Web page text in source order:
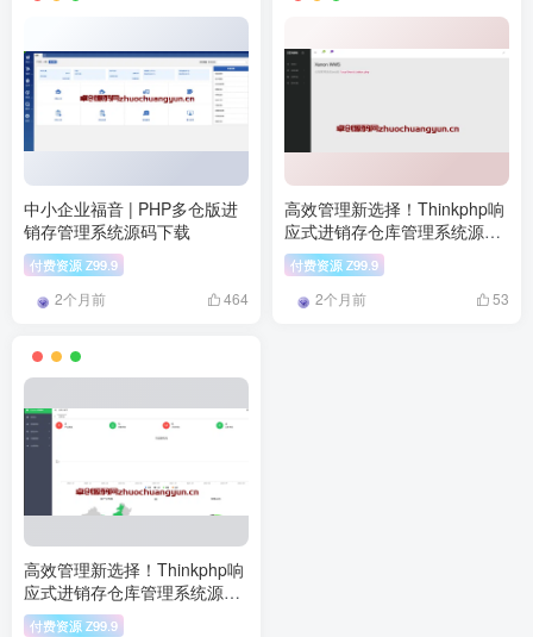
中小企业福音 | PHP多仓版进
销存管理系统源码下载
付费资源 Z99.9
2个月前 464
高效管理新选择！Thinkphp响
应式进销存仓库管理系统源码
下载
付费资源 Z99.9
2个月前 53
高效管理新选择！Thinkphp响
应式进销存仓库管理系统源码
下载
付费资源 Z99.9